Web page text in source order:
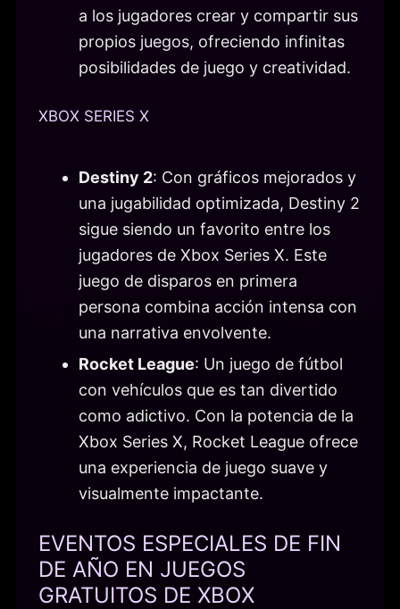
a los jugadores crear y compartir sus
propios juegos, ofreciendo infinitas
posibilidades de juego y creatividad.
XBOX SERIES X
Destiny 2: Con gráficos mejorados y
una jugabilidad optimizada, Destiny 2
sigue siendo un favorito entre los
jugadores de Xbox Series X. Este
juego de disparos en primera
persona combina acción intensa con
una narrativa envolvente.
Rocket League: Un juego de fútbol
con vehículos que es tan divertido
como adictivo. Con la potencia de la
Xbox Series X, Rocket League ofrece
una experiencia de juego suave y
visualmente impactante.
EVENTOS ESPECIALES DE FIN
DE AÑO EN JUEGOS
GRATUITOS DE XBOX